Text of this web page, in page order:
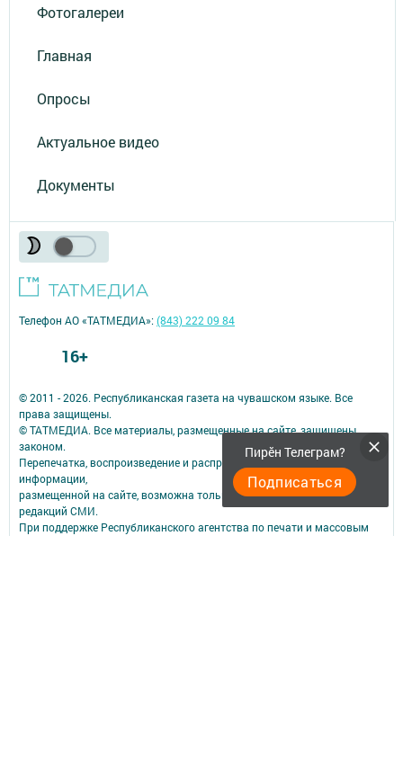
Фотогалереи
Главная
Опросы
Актуальное видео
Документы
Пирӗн Телеграм?
Подписаться
© 2011 - 2026. Республиканская газета на чувашском языке. Все
права защищены.
© ТАТМЕДИА. Все материалы, размещенные на сайте, защищены
законом.
Перепечатка, воспроизведение и распространение в любом объеме
информации,
размещенной на сайте, возможна только с письменного согласия
редакций СМИ.
При поддержке Республиканского агентства по печати и массовым
Телефон АО «ТАТМЕДИА»:(843) 222 09 84
16+